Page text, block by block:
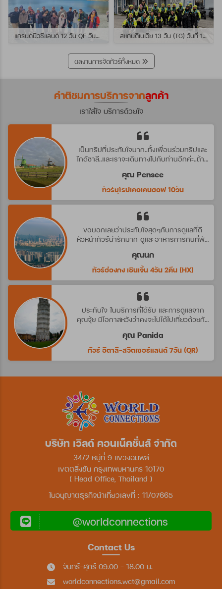
แกรนด์นิวซีแลนด์ 12 วัน QF วันที่ 22 กรกฎาคม - 3 สิงหาคม 2569 เดินทางกับไกด์พี่โจ้ สแกนดิเนเวีย 13 วัน (TG) วันที่ 10-22 กรกฏาคม 2569 เดินทางกับไกด์พี่เต้ย
ผลงานการจัดทัวร์ทั้งหมด
คำติชมการบริการจากลูกค้า
เราใส่ใจ บริการด้วยใจ
เป็นทริปที่ประทับใจมาก..ทั้งเพื่อนร่วมทริปและ
ไกด์ชาลี..และเราจะเดินทางไปกับท่านอีกค่ะ..ถ้ามี
คุณ Pensee
ทัวร์ยุโรปเคอเคนฮอฟ 10วัน
ขอบอกเลยว่าประทับใจสุดๆกับการดูแลที่ดี
หัวหน้าทัวร์น่ารักมาก ดูและอาหารการกินที่พัก
บริษัทนี้อีกค่ะ
คุณนก
ทัวร์ฮ่องกง เซินเจิ้น 4วัน 2คืน (HX)
ประทับใจ ในบริการที่ได้รับ และการดูแลจาก
คุณจุ้ย มีโอกาสหวังว่าคงจะไปได้ไปเที่ยวด้วยกัน
คุณ Panida
ทัวร์ อิตาลี-สวิตเซอร์แลนด์ 7วัน (QR)
บริษัท เวิลด์ คอนเน็คชั่นส์ จำกัด
34/2 หมู่ที่ 9 แขวงฉิมพลี
เขตตลิ่งชัน กรุงเทพมหานคร 10170
( Head Office, Thailand )
ใบอนุญาตธุรกิจนำเที่ยวเลขที่ : 11/07665
@worldconnections
Contact Us
จันทร์-ศุกร์ 09.00 - 18.00 น.
worldconnections.wct@gmail.com